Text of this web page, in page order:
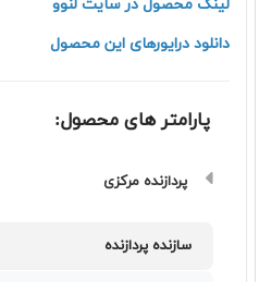
لینک محصول در سایت لنوو
دانلود درایورهای این محصول
پارامتر های محصول:
پردازنده مرکزی
سازنده پردازنده